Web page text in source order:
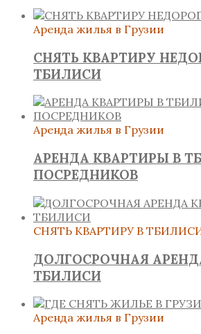
Аренда жилья в Грузии
СНЯТЬ КВАРТИРУ
ТБИЛИСИ
Аренда жилья в Грузии
АРЕНДА КВАРТИРЫ В
ПОСРЕДНИКОВ
СНЯТЬ КВАРТИРУ В
ДОЛГОСРОЧНАЯ
ТБИЛИСИ
Аренда жилья в Грузии